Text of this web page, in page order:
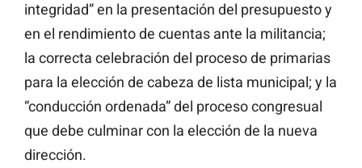
integridad” en la presentación del presupuesto y
en el rendimiento de cuentas ante la militancia;
la correcta celebración del proceso de primarias
para la elección de cabeza de lista municipal; y la
“conducción ordenada” del proceso congresual
que debe culminar con la elección de la nueva
dirección.